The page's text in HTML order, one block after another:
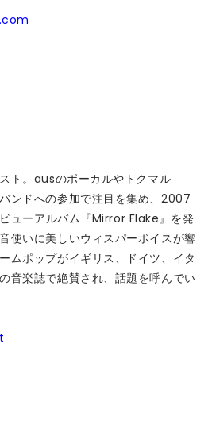
ト。ausのボーカルやトクマル
ンドへの参加で注目を集め、2007
ューアルバム『Mirror Flake』を発
使いに美しいウィスパーボイスが響
ムポップがイギリス、ドイツ、イタ
音楽誌で絶賛され、話題を呼んでい